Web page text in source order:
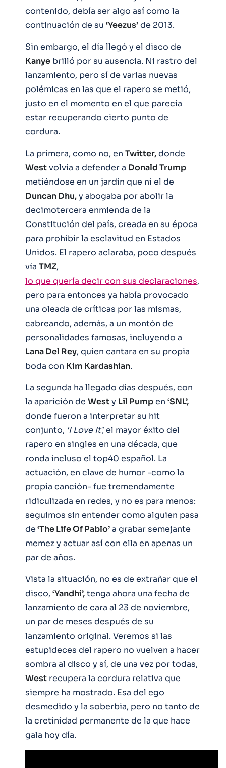
contenido, debía ser algo así como la
continuación de su ‘Yeezus’de 2013.
Sin embargo, el día llegó y el disco de
Kanye brilló por su ausencia. Ni rastro del
lanzamiento, pero sí de varias nuevas
polémicas en las que el rapero se metió,
justo en el momento en el que parecía
estar recuperando cierto punto de
cordura.
La primera, como no, en Twitter,donde
Westvolvía a defender a Donald Trump
metiéndose en un jardín que ni el de
Duncan Dhu,y abogaba por abolir la
decimotercera enmienda de la
Constitución del país, creada en su época
para prohibir la esclavitud en Estados
Unidos. El rapero aclaraba, poco después
vía TMZ,
lo que quería decir con sus declaraciones,
pero para entonces ya había provocado
una oleada de críticas por las mismas,
cabreando, además, a un montón de
personalidades famosas, incluyendo a
Lana Del Rey, quien cantara en su propia
boda con Kim Kardashian.
La segunda ha llegado días después, con
la aparición de Westy Lil Pumpen ‘SNL’,
donde fueron a interpretar su hit
conjunto, ‘I Love It’,el mayor éxito del
rapero en singles en una década, que
ronda incluso el top40 español. La
actuación, en clave de humor -como la
propia canción- fue tremendamente
ridiculizada en redes, y no es para menos:
seguimos sin entender como alguien pasa
de‘The Life Of Pablo’a grabar semejante
memez y actuar así con ella en apenas un
par de años.
Vista la situación, no es de extrañar que el
disco, ‘Yandhi’,tenga ahora una fecha de
lanzamiento de cara al 23 de noviembre,
un par de meses después de su
lanzamiento original. Veremos si las
estupideces del rapero no vuelven a hacer
sombra al disco y sí, de una vez por todas,
West recupera la cordura relativa que
siempre ha mostrado. Esa del ego
desmedido y la soberbia, pero no tanto de
la cretinidad permanente de la que hace
gala hoy día.